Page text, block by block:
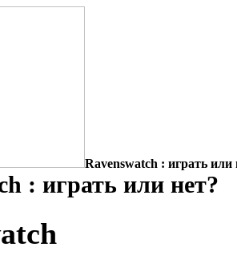
Ravenswatch : играть или
: играть или нет?